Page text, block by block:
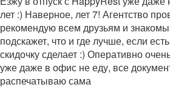
лет :) Наверное, лет 7! Агентство
рекомендую всем друзьям и
подскажет, что и где лучше, если
скидочку сделает :) Оперативно
уже даже в офис не еду, все
распечатываю сама